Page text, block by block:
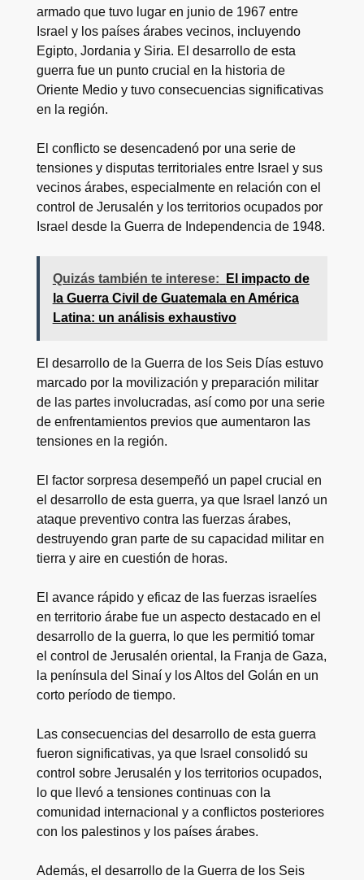
armado que tuvo lugar en junio de 1967 entre
Israel y los países árabes vecinos, incluyendo
Egipto, Jordania y Siria. El desarrollo de esta
guerra fue un punto crucial en la historia de
Oriente Medio y tuvo consecuencias significativas
en la región.
El conflicto se desencadenó por una serie de
tensiones y disputas territoriales entre Israel y sus
vecinos árabes, especialmente en relación con el
control de Jerusalén y los territorios ocupados por
Israel desde la Guerra de Independencia de 1948.
Quizás también te interese:
El impacto de
la Guerra Civil de Guatemala en América
Latina: un análisis exhaustivo
El desarrollo de la Guerra de los Seis Días estuvo
marcado por la movilización y preparación militar
de las partes involucradas, así como por una serie
de enfrentamientos previos que aumentaron las
tensiones en la región.
El factor sorpresa desempeñó un papel crucial en
el desarrollo de esta guerra, ya que Israel lanzó un
ataque preventivo contra las fuerzas árabes,
destruyendo gran parte de su capacidad militar en
tierra y aire en cuestión de horas.
El avance rápido y eficaz de las fuerzas israelíes
en territorio árabe fue un aspecto destacado en el
desarrollo de la guerra, lo que les permitió tomar
el control de Jerusalén oriental, la Franja de Gaza,
la península del Sinaí y los Altos del Golán en un
corto período de tiempo.
Las consecuencias del desarrollo de esta guerra
fueron significativas, ya que Israel consolidó su
control sobre Jerusalén y los territorios ocupados,
lo que llevó a tensiones continuas con la
comunidad internacional y a conflictos posteriores
con los palestinos y los países árabes.
Además, el desarrollo de la Guerra de los Seis